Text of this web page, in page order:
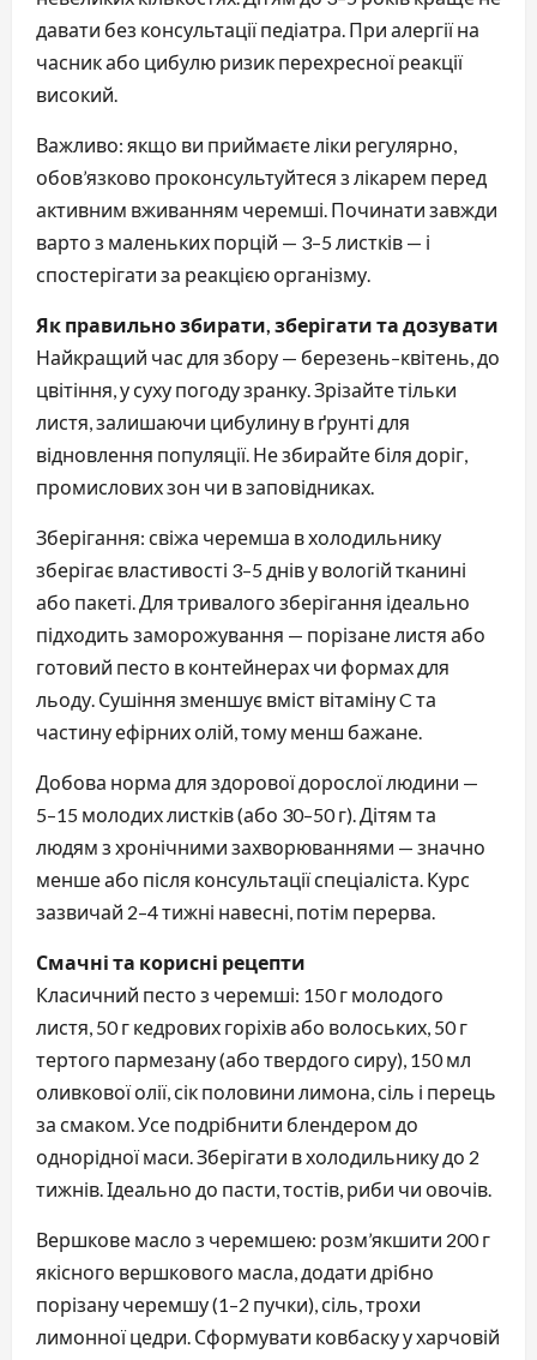
давати без консультації педіатра. При алергії на
часник або цибулю ризик перехресної реакції
високий.
Важливо: якщо ви приймаєте ліки регулярно,
обов’язково проконсультуйтеся з лікарем перед
активним вживанням черемші. Починати завжди
варто з маленьких порцій — 3–5 листків — і
спостерігати за реакцією організму.
Як правильно збирати, зберігати та дозувати
Найкращий час для збору — березень–квітень, до
цвітіння, у суху погоду зранку. Зрізайте тільки
листя, залишаючи цибулину в ґрунті для
відновлення популяції. Не збирайте біля доріг,
промислових зон чи в заповідниках.
Зберігання: свіжа черемша в холодильнику
зберігає властивості 3–5 днів у вологій тканині
або пакеті. Для тривалого зберігання ідеально
підходить заморожування — порізане листя або
готовий песто в контейнерах чи формах для
льоду. Сушіння зменшує вміст вітаміну C та
частину ефірних олій, тому менш бажане.
Добова норма для здорової дорослої людини —
5–15 молодих листків (або 30–50 г). Дітям та
людям з хронічними захворюваннями — значно
менше або після консультації спеціаліста. Курс
зазвичай 2–4 тижні навесні, потім перерва.
Смачні та корисні рецепти
Класичний песто з черемші: 150 г молодого
листя, 50 г кедрових горіхів або волоських, 50 г
тертого пармезану (або твердого сиру), 150 мл
оливкової олії, сік половини лимона, сіль і перець
за смаком. Усе подрібнити блендером до
однорідної маси. Зберігати в холодильнику до 2
тижнів. Ідеально до пасти, тостів, риби чи овочів.
Вершкове масло з черемшею: розм’якшити 200 г
якісного вершкового масла, додати дрібно
порізану черемшу (1–2 пучки), сіль, трохи
лимонної цедри. Сформувати ковбаску у харчовій